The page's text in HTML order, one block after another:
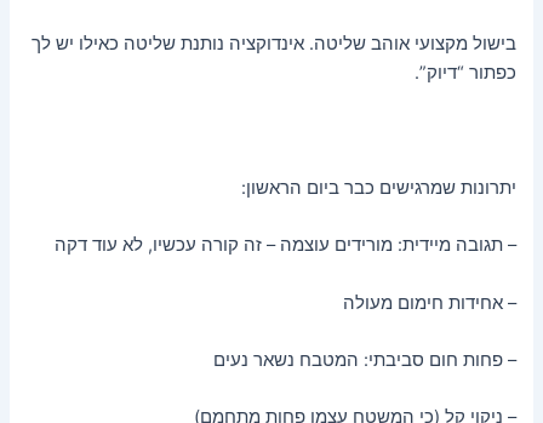
בישול מקצועי אוהב שליטה. אינדוקציה נותנת שליטה כאילו יש לך
כפתור “דיוק”.
יתרונות שמרגישים כבר ביום הראשון:
– תגובה מיידית: מורידים עוצמה – זה קורה עכשיו, לא עוד דקה
– אחידות חימום מעולה
– פחות חום סביבתי: המטבח נשאר נעים
– ניקוי קל (כי המשטח עצמו פחות מתחמם)